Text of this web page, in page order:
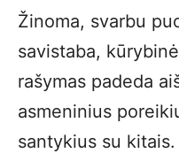
Žinoma, svarbu
savistaba,
rašymas padeda
asmeninius
santykius su kitais.